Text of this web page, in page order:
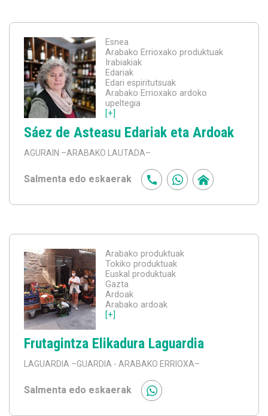
Esnea
Arabako Errioxako produktuak
Irabiakiak
Edariak
Edari espiritutsuak
Arabako Errioxako ardoko
upeltegia
[+]
Sáez de Asteasu Edariak eta Ardoak
AGURAIN –ARABAKO LAUTADA–
Salmenta edo eskaerak
Arabako produktuak
Tokiko produktuak
Euskal produktuak
Gazta
Ardoak
Arabako ardoak
[+]
Frutagintza Elikadura Laguardia
LAGUARDIA –GUARDIA - ARABAKO ERRIOXA–
Salmenta edo eskaerak